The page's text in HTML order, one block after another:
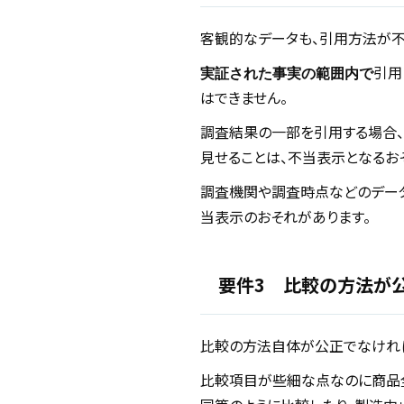
客観的なデータも、引用方法が
実証された事実の範囲内で引
はできません。
調査結果の一部を引用する場合、
見せることは、不当表示となるお
調査機関や調査時点などのデー
当表示のおそれがあります。
要件3 比較の方法が
比較の方法自体が公正でなけれ
比較項目が些細な点なのに商品